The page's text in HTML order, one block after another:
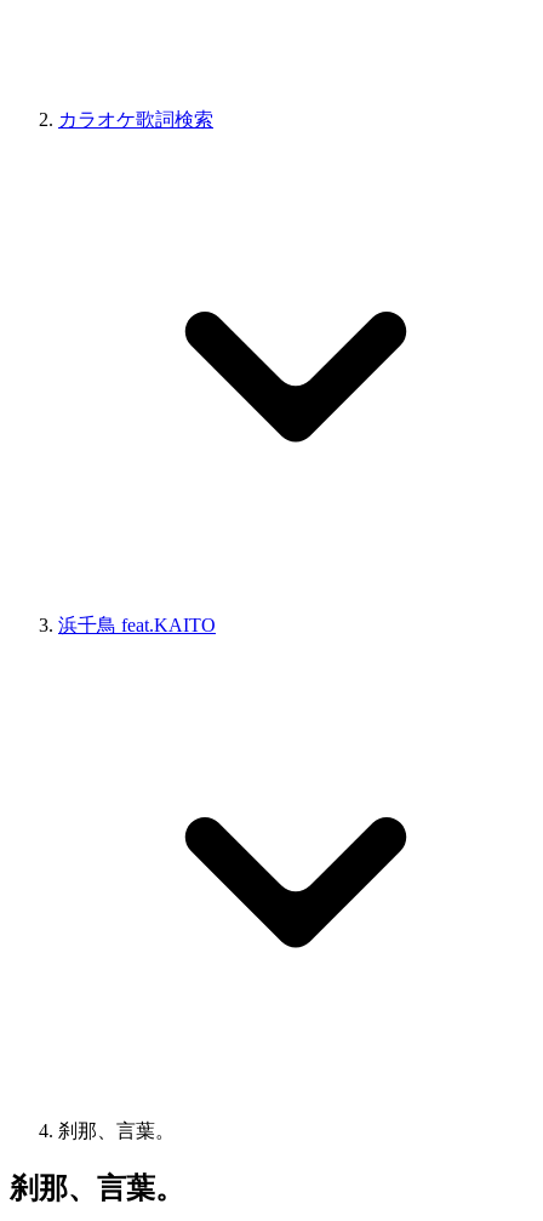
カラオケ歌詞検索
浜千鳥 feat.KAITO
刹那、言葉。
刹那、言葉。